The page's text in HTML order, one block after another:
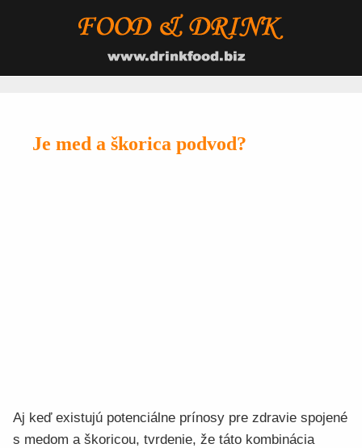
Je med a škorica podvod?
Aj keď existujú potenciálne prínosy pre zdravie spojené
s medom a škoricou, tvrdenie, že táto kombinácia